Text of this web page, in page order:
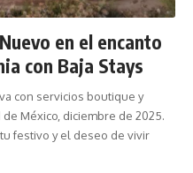
en el encanto
con Baja Stays
con servicios boutique y
México, diciembre de 2025.
festivo y el deseo de vivir